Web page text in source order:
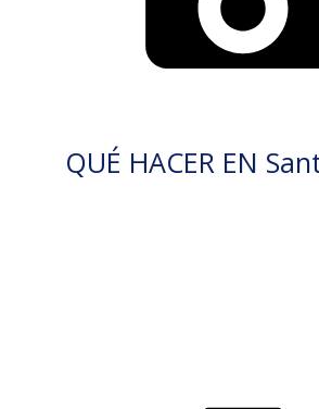
QUÉ HACER EN